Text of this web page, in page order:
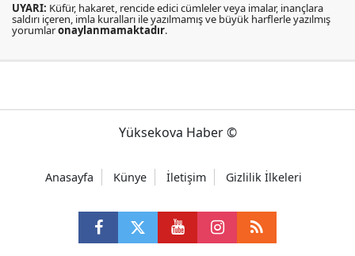
UYARI: Küfür, hakaret, rencide edici cümleler veya imalar, inançlara
saldırı içeren, imla kuralları ile yazılmamış ve büyük harflerle yazılmış
yorumlaronaylanmamaktadır.
Yüksekova Haber ©
Anasayfa Künye İletişim Gizlilik İlkeleri